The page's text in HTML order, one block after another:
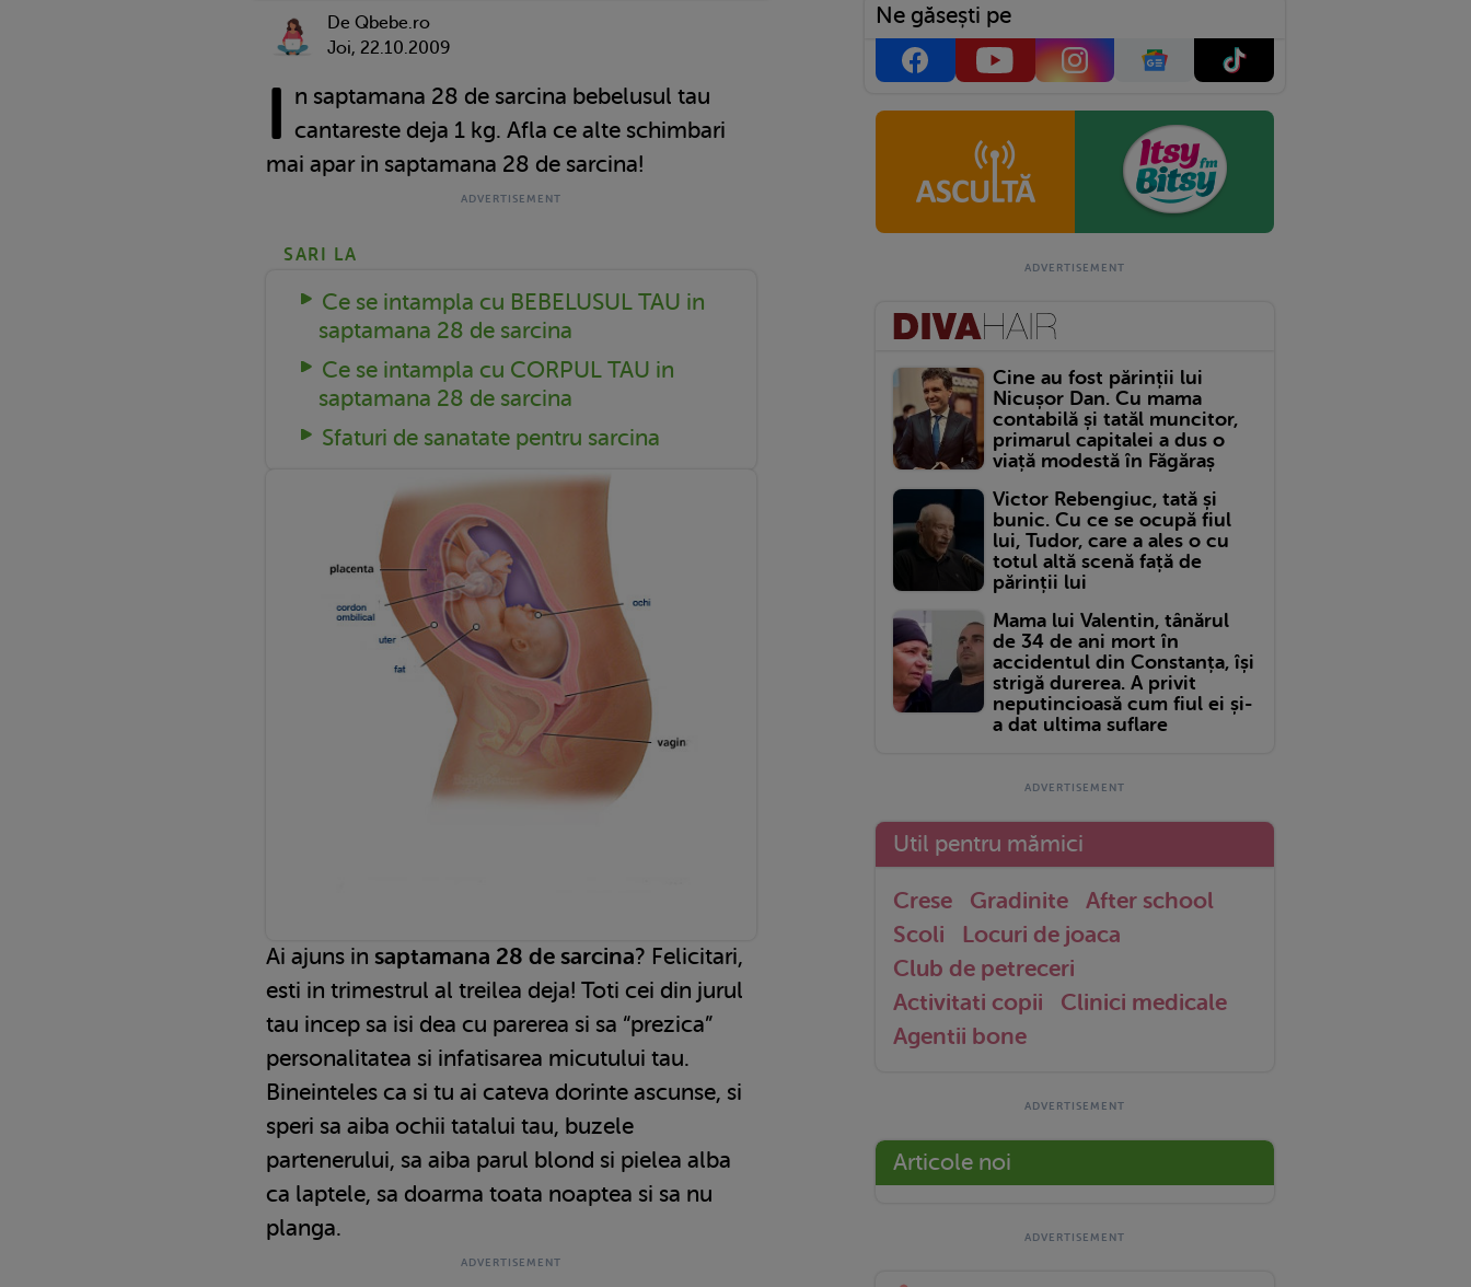
De Qbebe.ro
Joi, 22.10.2009
I n saptamana 28 de sarcina bebelusul tau
cantareste deja 1 kg. Afla ce alte schimbari
mai apar in saptamana 28 de sarcina!
SARI LA
Ce se intampla cu BEBELUSUL TAU in
saptamana 28 de sarcina
Ce se intampla cu CORPUL TAU in
saptamana 28 de sarcina
Sfaturi de sanatate pentru sarcina
Ai ajuns in saptamana 28 de sarcina? Felicitari,
esti in trimestrul al treilea deja! Toti cei din jurul
tau incep sa isi dea cu parerea si sa “prezica”
personalitatea si infatisarea micutului tau.
Bineinteles ca si tu ai cateva dorinte ascunse, si
speri sa aiba ochii tatalui tau, buzele
partenerului, sa aiba parul blond si pielea alba
ca laptele, sa doarma toata noaptea si sa nu
planga.
Ne găsești pe
Cine au fost părinții lui
Nicușor Dan. Cu mama
contabilă și tatăl muncitor,
primarul capitalei a dus o
viață modestă în Făgăraș
Victor Rebengiuc, tată și
bunic. Cu ce se ocupă fiul
lui, Tudor, care a ales o cu
totul altă scenă față de
părinții lui
Mama lui Valentin, tânărul
de 34 de ani mort în
accidentul din Constanța, își
strigă durerea. A privit
neputincioasă cum fiul ei și-
a dat ultima suflare
Util pentru mămici
Crese Gradinite
After school
Scoli
Locuri de joaca
Club de petreceri
Activitati copii
Clinici medicale
Agentii bone
Articole noi